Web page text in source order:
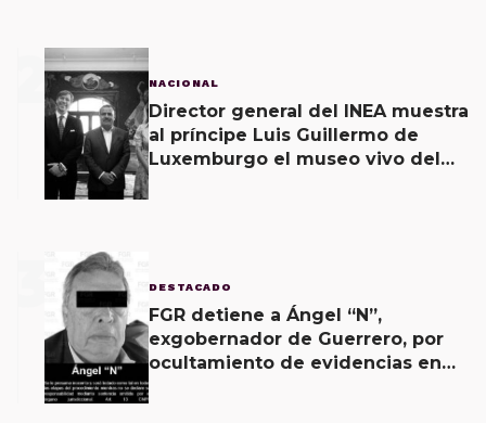
2 NACIONAL
Director general del INEA muestra
al príncipe Luis Guillermo de
Luxemburgo el museo vivo del
DESTACADO
FGR detiene a Ángel “N”,
exgobernador de Guerrero, por
ocultamiento de evidencias en